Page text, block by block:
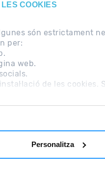
COOKIES
són estrictament
per:
web.
de les
Personalitza
addicional RGPDUE